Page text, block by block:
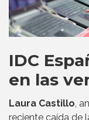
IDC
en las
Laura Castillo ,
reciente caída de